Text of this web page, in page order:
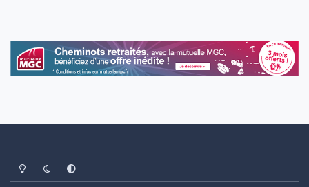
Light ModeDark ModeSystem Preference